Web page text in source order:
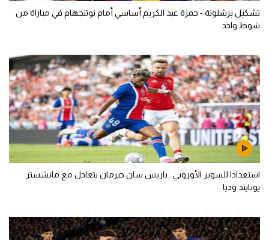
تشكيل برشلونة - حمزة عبد الكريم أساسي أمام نوتنجهام في مباراة من
شوط واحد
استعدادا للسوبر الأوروبي.. باريس سان جيرمان يتعادل مع مانشستر
يونايتد وديا